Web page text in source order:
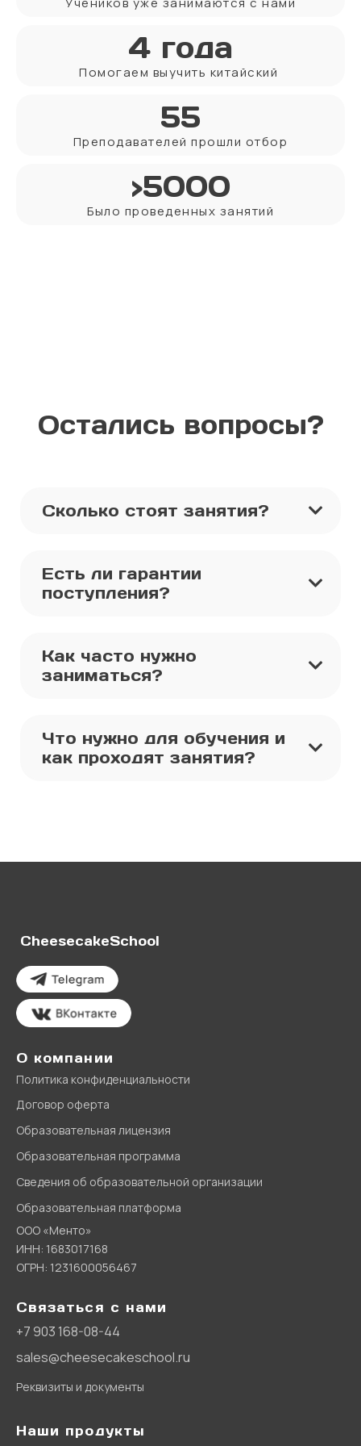
4 года
Помогаем выучить китайский
55
Преподавателей прошли отбор
>5000
Было проведенных занятий
Остались вопросы?
Сколько стоят занятия?
Есть ли гарантии
поступления?
Как часто нужно
заниматься?
Что нужно для обучения и
как проходят занятия?
CheesecakeSchool
О компании
Политика конфиденциальности
Договор оферта
Образовательная лицензия
Образовательная программа
Сведения об образовательной организации
Образовательная платформа
ООО «Менто»
ИНН: 1683017168
ОГРН: 1231600056467
Связаться с нами
+7 903 168-08-44
sales@cheesecakeschool.ru
Реквизиты и документы
Наши продукты